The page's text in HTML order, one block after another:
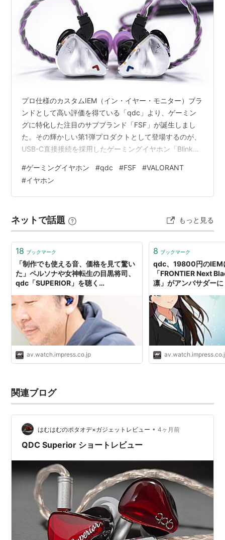
プロ仕様のカスタムIEM（イン・イヤー・モニター）ブラ
ンドとして高い評価を得ている「qdc」より、ゲーミン
グに特化した注目のサブブランド「FSF」が誕生しまし
た。その輝かしい第1弾プロダクトとして登場するのが、
USB-C直接接続を採用したゲーミングイヤホン「Blink
格16,500円（税込）で登場する本作は、プロeスポーツ
チームとの共同開発EQや物理スイッチによるモード切り
替えなど、ゲーマーの心をくすぐる最新機能を凝縮した
USB-C接続と独自のドライバー構造 新開発10mm…
#ゲーミングイヤホン #qdc #FSF #VALORANT
#イヤホン
ネットで話題 もっと見る
18 ブックマーク
「制作でも使える音、価格を見て驚い
た」ペルソナや女神転生の目黒将司、
qdc「SUPERIOR」を聴く
av.watch.impress.co.jp
8 ブックマーク
qdc、19800円のIEM
「FRONTIER Next
凛」がアンバサダーに
関連ブログ
はむはむのポタオデ×ガジェットレビュー • 4ヶ月前
QDC Superior ショートレビュー